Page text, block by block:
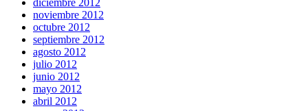
noviembre 2012
octubre 2012
septiembre 2012
agosto 2012
julio 2012
junio 2012
mayo 2012
abril 2012